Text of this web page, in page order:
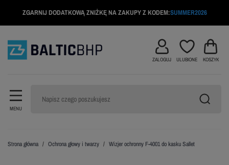
ZGARNIJ DODATKOWĄ ZNIŻKĘ NA ZAKUPY Z KODEM:SUMMER2026
MENU
ZALOGUJ ULUBIONE KOSZYK
Strona główna Ochrona głowy i twarzy Wizjer ochronny F-4001 do kasku Sallet